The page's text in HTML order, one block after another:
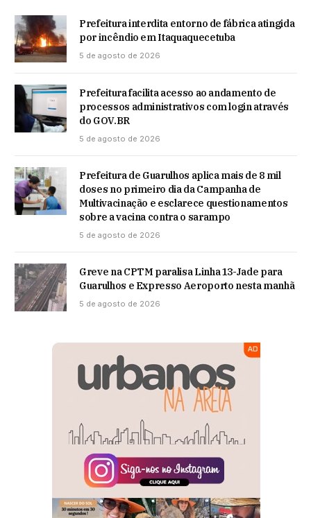
Prefeitura interdita entorno de fábrica atingida
por incêndio em Itaquaquecetuba
5 de agosto de 2026
Prefeitura facilita acesso ao andamento de
processos administrativos com login através
do GOV.BR
5 de agosto de 2026
Prefeitura de Guarulhos aplica mais de 8 mil
doses no primeiro dia da Campanha de
Multivacinação e esclarece questionamentos
sobre a vacina contra o sarampo
5 de agosto de 2026
Greve na CPTM paralisa Linha 13-Jade para
Guarulhos e Expresso Aeroporto nesta manhã
5 de agosto de 2026